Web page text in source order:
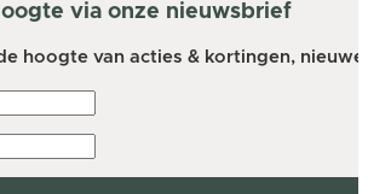
via onze nieuwsbrief
hoogte van acties & kortingen,